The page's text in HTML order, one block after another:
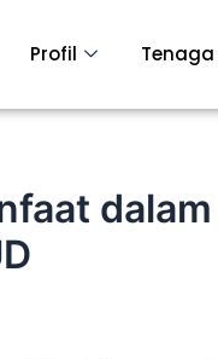
Profil Tenaga